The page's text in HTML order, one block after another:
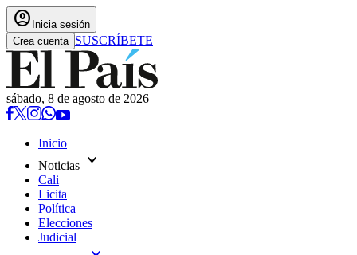
account_circle Inicia sesión
Crea cuenta SUSCRÍBETE
sábado, 8 de agosto de 2026
Inicio
Noticias expand_more
Cali
Licita
Política
Elecciones
Judicial